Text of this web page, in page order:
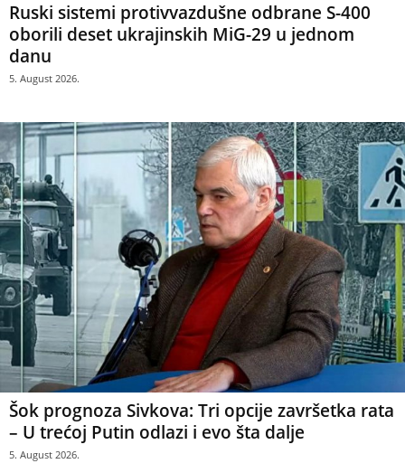
Ruski sistemi protivvazdušne odbrane S-400
oborili deset ukrajinskih MiG-29 u jednom
danu
5. August 2026.
Šok prognoza Sivkova: Tri opcije završetka rata
– U trećoj Putin odlazi i evo šta dalje
5. August 2026.